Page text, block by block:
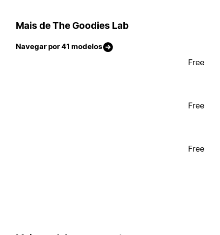
Mais de The Goodies Lab
Navegar por 41 modelos
Free
Free
Free